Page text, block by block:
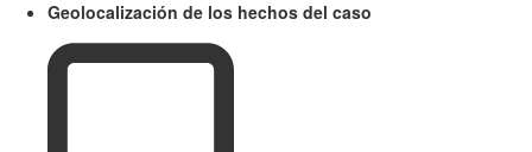
Geolocalización de los hechos del caso